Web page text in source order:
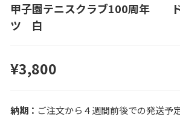
甲子園テニスクラブ100周年
ツ 白
¥3,800
ご注文から４週間前後での発送予